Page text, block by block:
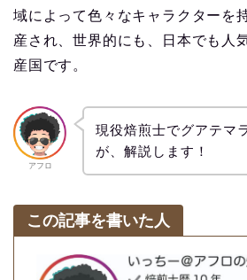
域によって色々なキャラクターを
産され、世界的にも、日本でも人
産国です。
アフロ
現役焙煎士でグアテマ
が、解説します！
この記事を書いた人